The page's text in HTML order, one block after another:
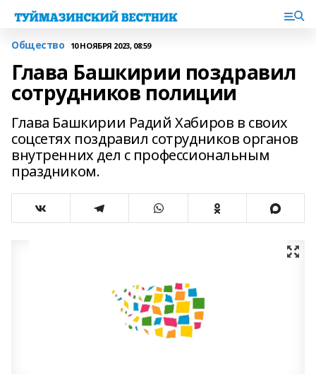
Общество 10 НОЯБРЯ 2023, 08:59
Глава Башкирии поздравил
сотрудников полиции
Глава Башкирии Радий Хабиров в своих
соцсетях поздравил сотрудников органов
внутренних дел с профессиональным
праздником.